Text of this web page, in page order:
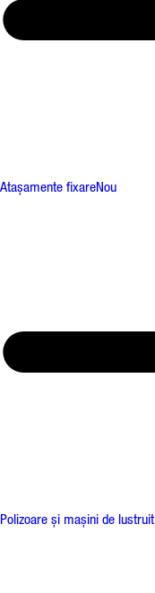
Atașamente fixareNou
Polizoare și mașini de lustruit